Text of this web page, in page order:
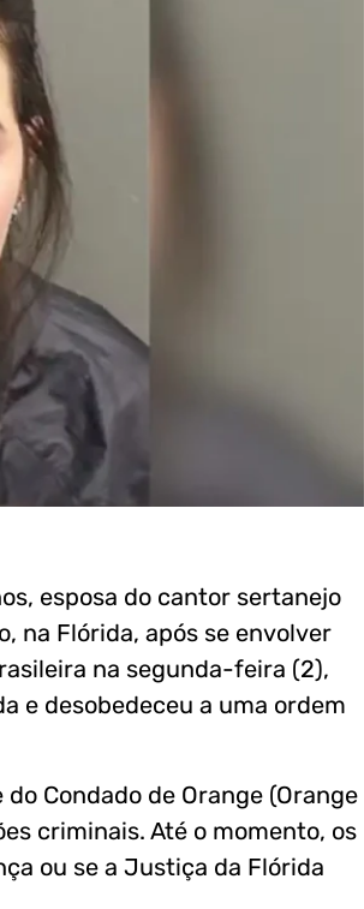
esposa do cantor sertanejo
na Flórida, após se envolver
na segunda-feira (2),
e desobedeceu a uma ordem
Condado de Orange (Orange
criminais. Até o momento, os
ou se a Justiça da Flórida